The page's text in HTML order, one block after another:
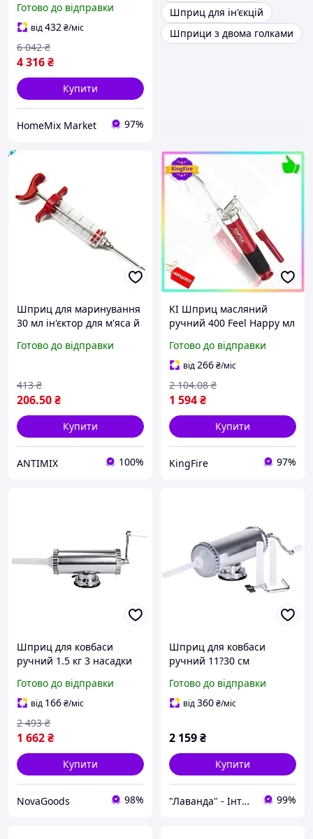
сталь Vanessa GN-12432
Готово до відправки
від432₴/міс
4 316₴
6 042 ₴
Купити
HomeMix Market 97%
Шприц для ін'єкцій
Шприци з двома голками
Шприц для маринування
30 мл ін'єктор для м'яса й
розподілу приправ
Готово до відправки
206.50₴
413 ₴
Купити
ANTIMIX 100%
KI Шприц масляний
ручний 400 Feel Happy мл
авто та мото техніці
інструмент для олії
FIR41_R
Готово до відправки
від266₴/міс
1 594₴
2 104.08 ₴
Купити
KingFire 97%
Шприц для ковбаси
ручний 1.5 кг 3 насадки
GN-4439
Готово до відправки
від 166₴/міс
1 662₴
2 493 ₴
Купити
NovaGoods 98%
Шприц для ковбаси
ручний 11?30 см
ковбасний 2 л фаршу 3
насадки 16788- гарантия
Готово до відправки
від360₴/міс
2 159₴
Купити
"Лаванда" - Інтернет-магазин 99%